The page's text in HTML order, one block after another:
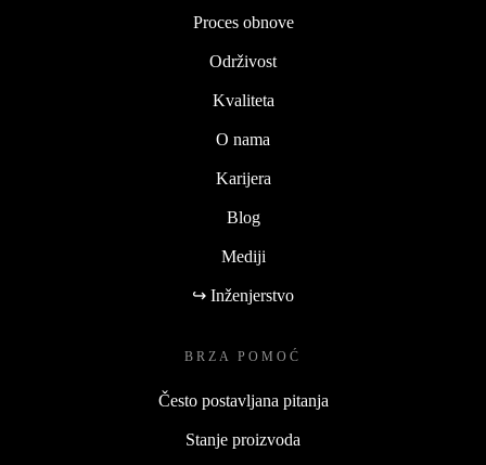
Proces obnove
Održivost
Kvaliteta
O nama
Karijera
Blog
Mediji
↪ Inženjerstvo
BRZA POMOĆ
Često postavljana pitanja
Stanje proizvoda